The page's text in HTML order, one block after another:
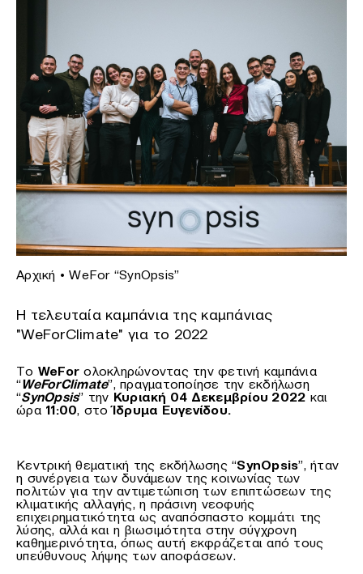
Αρχική •WeFor “SynOpsis”
Η τελευταία καμπάνια της καμπάνιας
"WeForClimate" για το 2022
Το WeFor ολοκληρώνοντας την φετινή καμπάνια
“WeForClimate”, πραγματοποίησε την εκδήλωση
“SynOpsis” την Κυριακή 04 Δεκεμβρίου 2022 και
ώρα 11:00, στοΊδρυμα Ευγενίδου.
Κεντρική θεματική της εκδήλωσης “SynOpsis”, ήταν
η συνέργεια των δυνάμεων της κοινωνίας των
πολιτών για την αντιμετώπιση των επιπτώσεων της
κλιματικής αλλαγής, η πράσινη νεοφυής
επιχειρηματικότητα ως αναπόσπαστο κομμάτι της
λύσης, αλλά και η βιωσιμότητα στην σύγχρονη
καθημερινότητα, όπως αυτή εκφράζεται από τους
υπεύθυνους λήψης των αποφάσεων.